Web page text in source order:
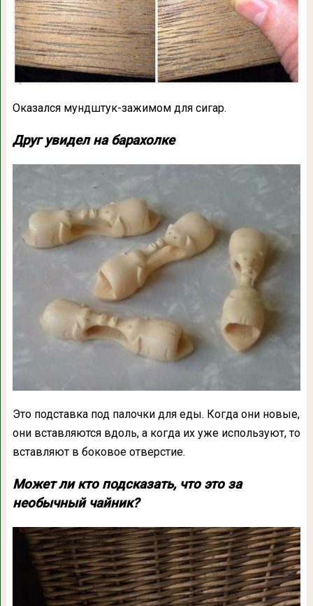
Оказался мундштук-зажимом для сигар.
Друг увидел на барахолке
Это подставка под палочки для еды. Когда они новые,
они вставляются вдоль, а когда их уже используют, то
вставляют в боковое отверстие.
Может ли кто подсказать, что это за
необычный чайник?